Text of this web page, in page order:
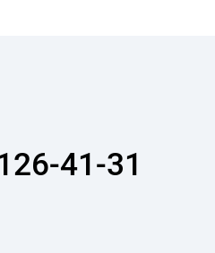
41-31